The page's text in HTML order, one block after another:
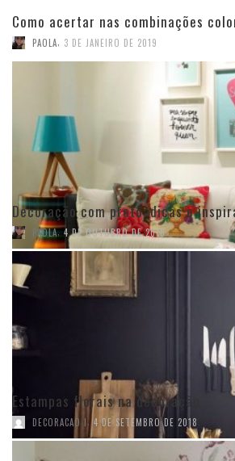
Como acertar nas combinações
PAOLA, 3 DE JANEIRO DE 2019
Decoração com preto: dicas e
PAOLA, 4 DE OUTUBRO DE 2018
Estampas florais na decoração
DECORACAO I 4 DE SETEMBRO DE 2018